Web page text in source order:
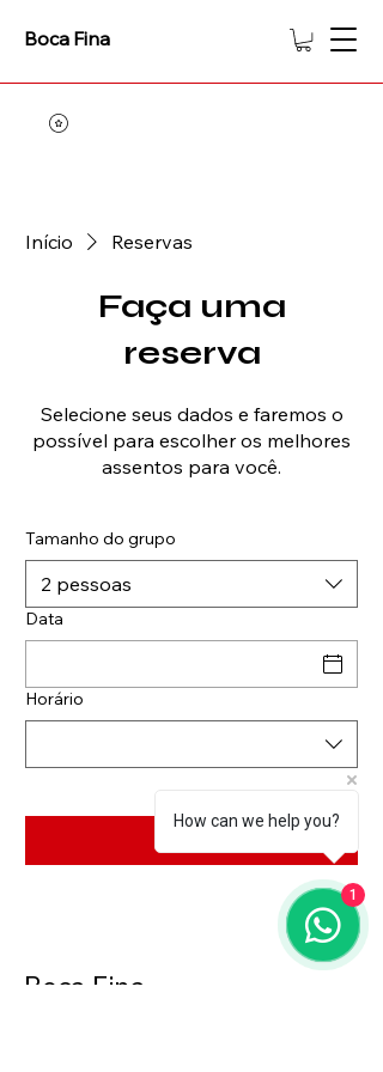
Boca Fina
Início Reservas
Faça uma
reserva
Selecione seus dados e faremos o
possível para escolher os melhores
assentos para você.
Tamanho do grupo
2 pessoas
Data
Horário
Boca Fina
How can we help you?
1